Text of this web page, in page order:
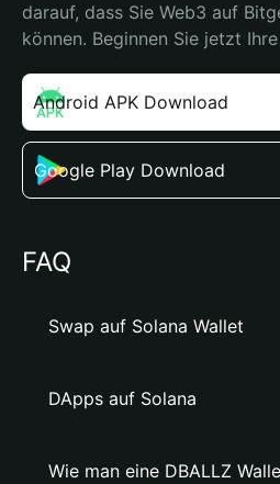
darauf, dass Sie Web3 auf
können. Beginnen Sie jetzt Ihre
Android APK Download
Google Play Download
FAQ
Swap auf Solana Wallet
DApps auf Solana
Wie man eine DBALLZ